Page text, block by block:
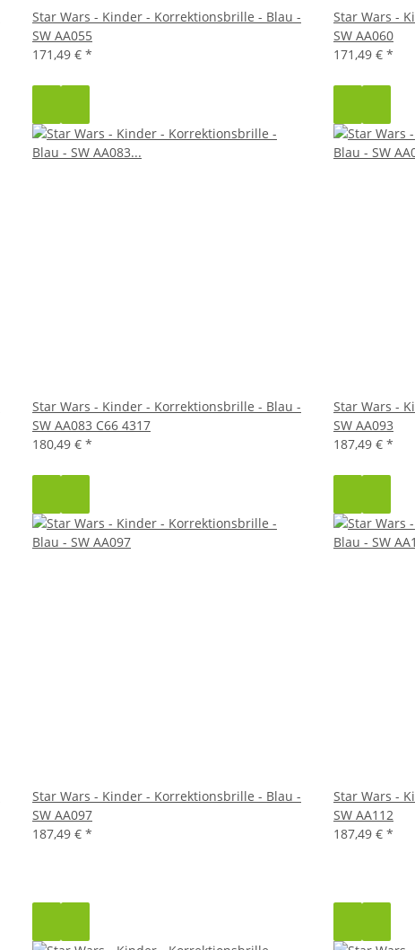
Star Wars - Kinder - Korrektionsbrille - Blau -
SW AA055
171,49 € *
Star Wars -
SW AA060
171,49 € *
Star Wars - Kinder - Korrektionsbrille - Blau -
SW AA083 C66 4317
180,49 € *
Star Wars -
SW AA093
187,49 € *
Star Wars - Kinder - Korrektionsbrille - Blau -
SW AA097
187,49 € *
Star Wars -
SW AA112
187,49 € *